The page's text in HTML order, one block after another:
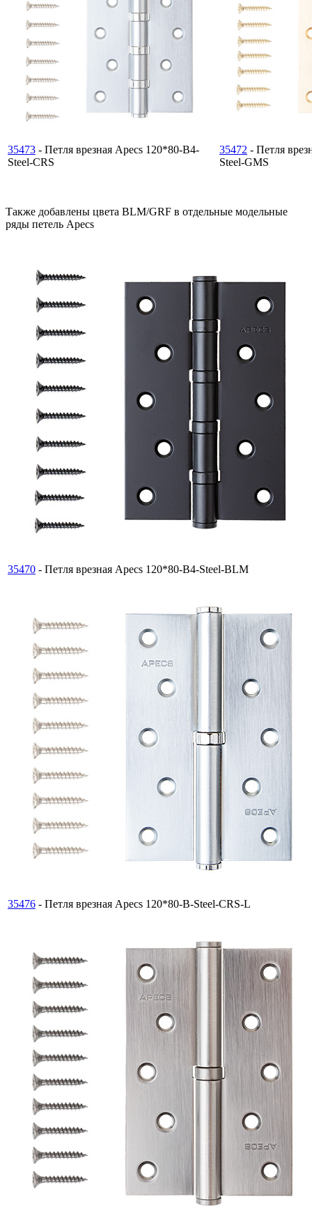
35473 - Петля врезная Apecs 120*80-B4-
Steel-CRS
35472 - Петля
Steel-GMS
Также добавлены цвета BLM/GRF в отдельные модельные
ряды петель Apecs
35470 - Петля врезная Apecs 120*80-B4-Steel-BLM
35476 - Петля врезная Apecs 120*80-B-Steel-CRS-L